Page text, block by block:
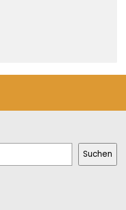
Suchen